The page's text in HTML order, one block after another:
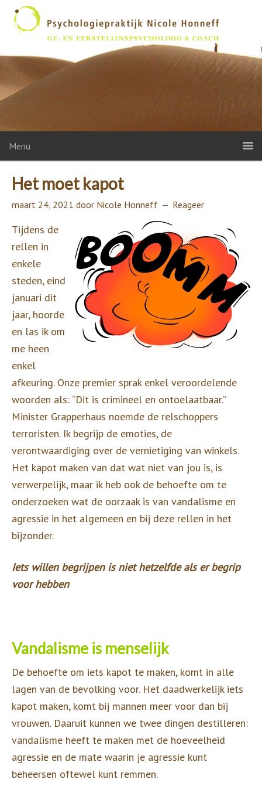
Menu
Het moet kapot
maart 24, 2021 door Nicole Honneff Reageer
Tijdens de
rellen in
enkele
steden, eind
januari dit
jaar, hoorde
en las ik om
me heen
enkel
afkeuring. Onze premier sprak enkel veroordelende
woorden als: “Dit is crimineel en ontoelaatbaar.”
Minister Grapperhaus noemde de relschoppers
terroristen. Ik begrijp de emoties, de
verontwaardiging over de vernietiging van winkels.
Het kapot maken van dat wat niet van jou is, is
verwerpelijk, maar ik heb ook de behoefte om te
onderzoeken wat de oorzaak is van vandalisme en
agressie in het algemeen en bij deze rellen in het
bijzonder.
Iets willen begrijpen is niet hetzelfde als er begrip
voor hebben
Vandalisme is menselijk
De behoefte om iets kapot te maken, komt in alle
lagen van de bevolking voor. Het daadwerkelijk iets
kapot maken, komt bij mannen meer voor dan bij
vrouwen. Daaruit kunnen we twee dingen destilleren:
vandalisme heeft te maken met de hoeveelheid
agressie en de mate waarin je agressie kunt
beheersen oftewel kunt remmen.